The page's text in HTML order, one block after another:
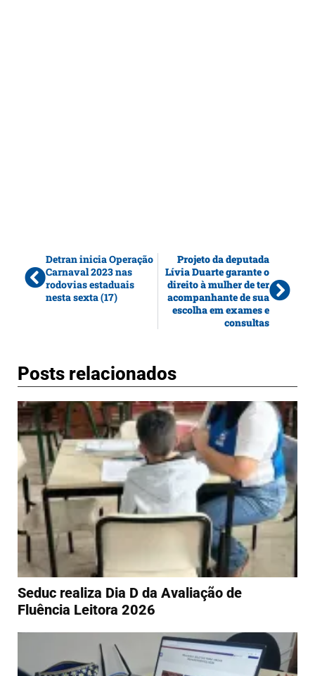
Detran inicia Operação
Carnaval 2023 nas
rodovias estaduais
nesta sexta (17)
Projeto da deputada
Lívia Duarte garante o
direito à mulher de ter
acompanhante de sua
escolha em exames e
consultas
Posts relacionados
Seduc realiza Dia D da Avaliação de
Fluência Leitora 2026